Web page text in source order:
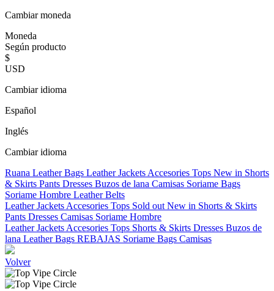
Cambiar moneda
Moneda
Según producto
$
USD
Cambiar idioma
Español
Inglés
Cambiar idioma
Ruana Leather Bags Leather Jackets Accesories Tops New in Shorts
& Skirts Pants Dresses Buzos de lana Camisas Soriame Bags
Soriame Hombre Leather Belts
Leather Jackets Accesories Tops Sold out New in Shorts & Skirts
Pants Dresses Camisas Soriame Hombre
Leather Jackets Accesories Tops Shorts & Skirts Dresses Buzos de
lana Leather Bags REBAJAS Soriame Bags Camisas
Volver